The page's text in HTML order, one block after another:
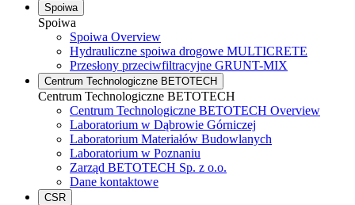
Spoiwa
Spoiwa
Spoiwa Overview
Hydrauliczne spoiwa drogowe MULTICRETE
Przesłony przeciwfiltracyjne GRUNT-MIX
Centrum Technologiczne BETOTECH
Centrum Technologiczne BETOTECH
Centrum Technologiczne BETOTECH Overview
Laboratorium w Dąbrowie Górniczej
Laboratorium Materiałów Budowlanych
Laboratorium w Poznaniu
Zarząd BETOTECH Sp. z o.o.
Dane kontaktowe
CSR